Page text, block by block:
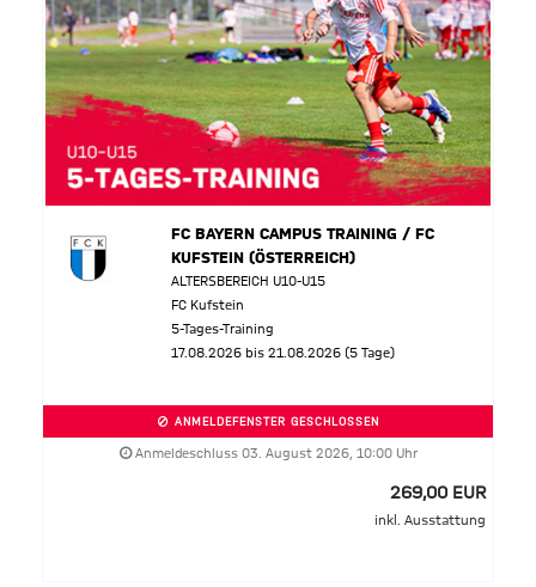
FC BAYERN CAMPUS TRAINING / FC
KUFSTEIN (ÖSTERREICH)
ALTERSBEREICH U10-U15
FC Kufstein
5-Tages-Training
17.08.2026 bis 21.08.2026 (5 Tage)
ANMELDEFENSTER GESCHLOSSEN
Anmeldeschluss 03. August 2026, 10:00 Uhr
269,00 EUR
inkl. Ausstattung